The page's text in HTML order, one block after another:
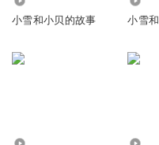
小雪和小贝的故事 小雪